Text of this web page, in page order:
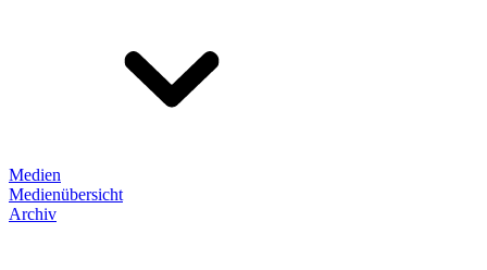
Medien
Medienübersicht
Archiv